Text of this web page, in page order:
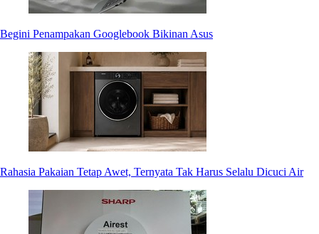
Begini Penampakan Googlebook Bikinan Asus
Rahasia Pakaian Tetap Awet, Ternyata Tak Harus Selalu Dicuci Air